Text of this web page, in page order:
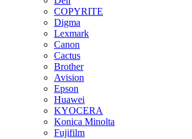
COPYRITE
Digma
Lexmark
Canon
Cactus
Brother
Avision
Epson
Huawei
KYOCERA
Konica Minolta
Fujifilm